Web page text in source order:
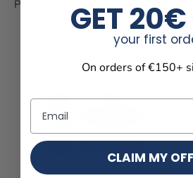
Procédure à répéter pour chaque
Glisser les protections souples
poignées et des capuchons
élévateurs.
GET 20€
your first
On orders of €150+
Email
CLAIM MY